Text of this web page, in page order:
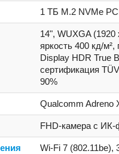
1 ТБ M.2 NVMe
14", WUXGA (1920
яркость 400 кд/
Display HDR True
сертификация
90%
Qualcomm Adreno
FHD-камера с ИК-
Wi-Fi 7 (802.11be),